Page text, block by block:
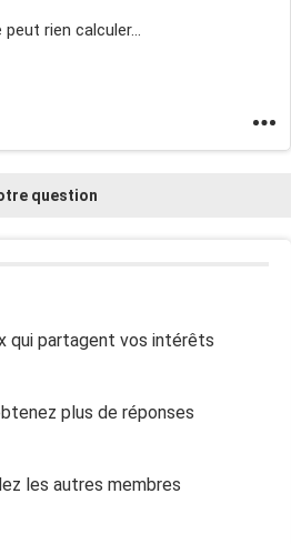
rien calculer...
question
qui partagent vos intérêts
plus de réponses
les autres membres